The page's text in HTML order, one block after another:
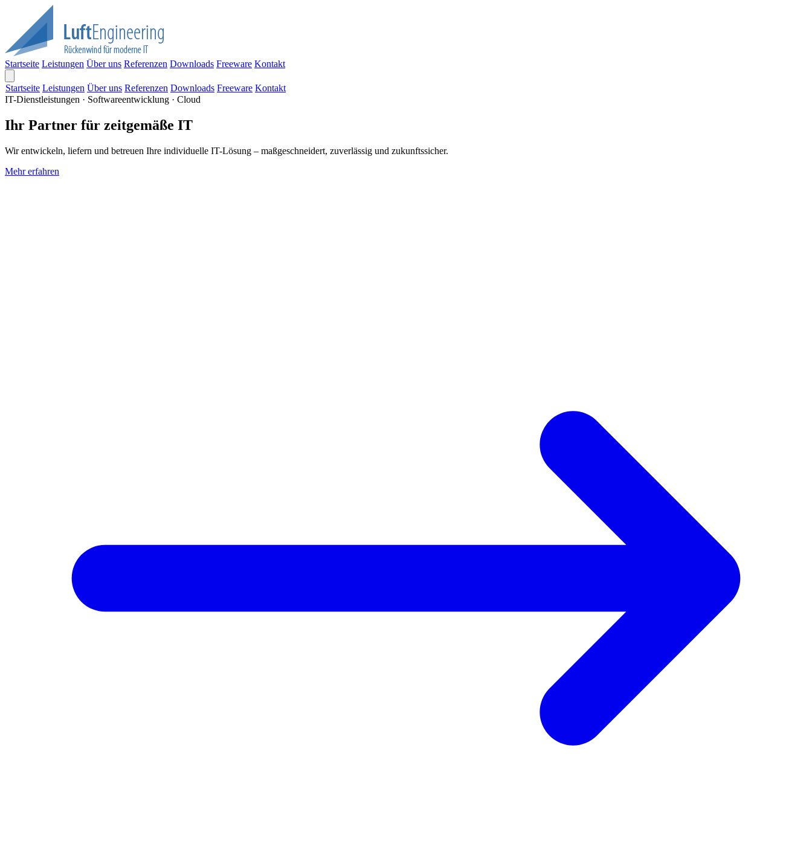
Startseite Leistungen Über uns Referenzen Downloads Freeware Kontakt
Startseite Leistungen Über uns Referenzen Downloads Freeware Kontakt
IT-Dienstleistungen · Softwareentwicklung · Cloud
Ihr Partner für zeitgemäße IT
Wir entwickeln, liefern und betreuen Ihre individuelle IT-Lösung – maßgeschneidert, zuverlässig und zukunftssicher.
Mehr erfahren